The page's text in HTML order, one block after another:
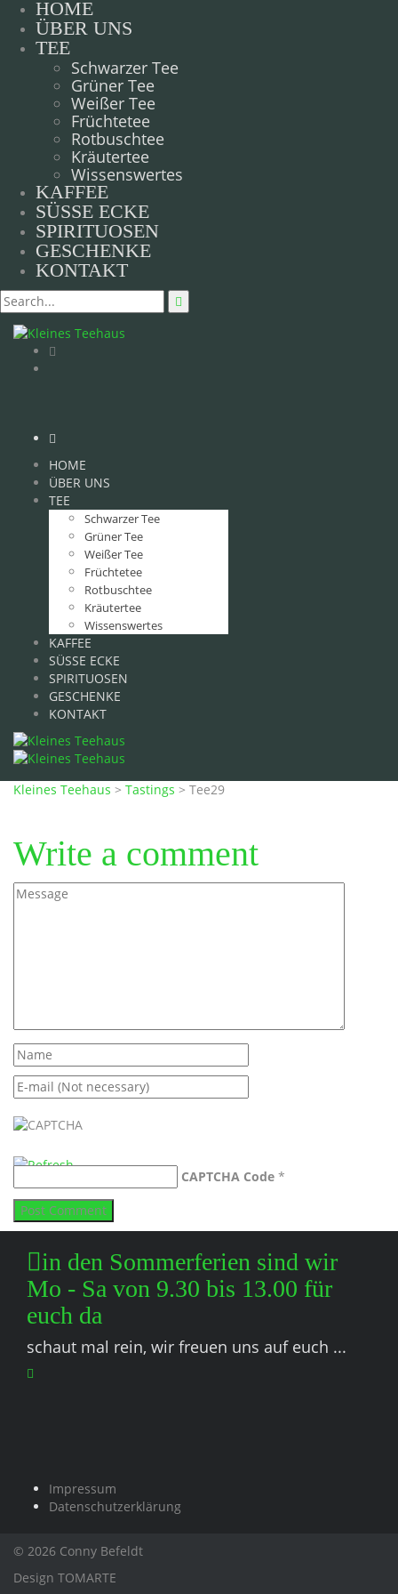
HOME
ÜBER UNS
TEE
Schwarzer Tee
Grüner Tee
Weißer Tee
Früchtetee
Rotbuschtee
Kräutertee
Wissenswertes
KAFFEE
SÜSSE ECKE
SPIRITUOSEN
GESCHENKE
KONTAKT
HOME
ÜBER UNS
TEE
Schwarzer Tee
Grüner Tee
Weißer Tee
Früchtetee
Rotbuschtee
Kräutertee
Wissenswertes
KAFFEE
SÜSSE ECKE
SPIRITUOSEN
GESCHENKE
KONTAKT
Kleines Teehaus > Tastings > Tee29
Write a comment
CAPTCHA Code *
in den Sommerferien sind wir
Mo - Sa von 9.30 bis 13.00 für
euch da
schaut mal rein, wir freuen uns auf euch ...
Impressum
Datenschutzerklärung
© 2026 Conny Befeldt
Design TOMARTE